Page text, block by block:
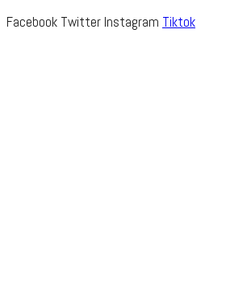
Facebook Twitter Instagram Tiktok